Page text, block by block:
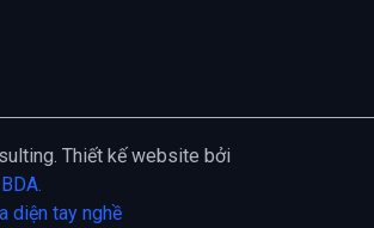
Thiết kế website bởi
diện tay nghề